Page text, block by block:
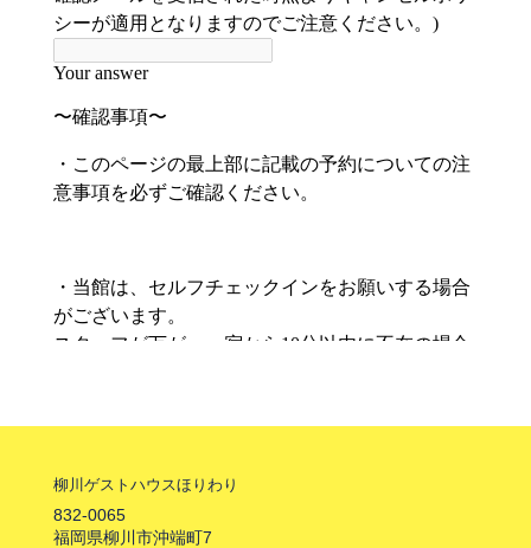
柳川ゲストハウスほりわり
832-0065
福岡県柳川市沖端町7